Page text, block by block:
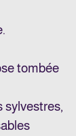
tombée
sylvestres,